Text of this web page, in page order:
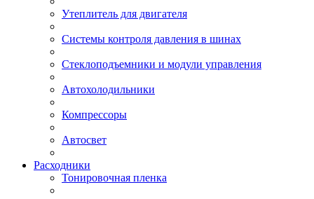
Утеплитель для двигателя
Системы контроля давления в шинах
Стеклоподъемники и модули управления
Автохолодильники
Компрессоры
Автосвет
Расходники
Тонировочная пленка